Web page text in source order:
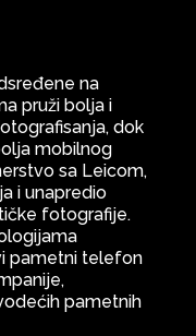
na
pruži bolja i
dok
mobilnog
sa Leicom,
i unapredio
fotografije.
pametni telefon
pametnih